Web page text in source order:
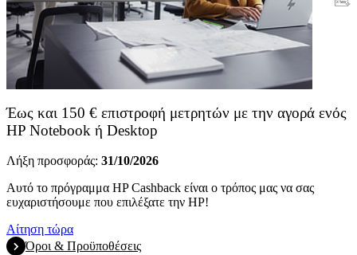
Έως και 150 € επιστροφή μετρητών με την αγορά ενός
HP Notebook ή Desktop
Λήξη προσφοράς: 31/10/2026
Αυτό το πρόγραμμα HP Cashback είναι ο τρόπος μας να σας
ευχαριστήσουμε που επιλέξατε την HP!
Αίτηση τώρα
Όροι & Προϋποθέσεις